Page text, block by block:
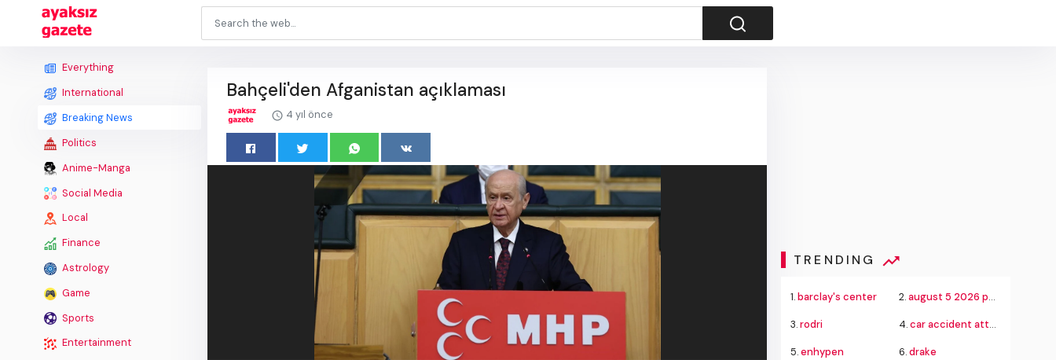
Everything
International
Breaking News
Politics
Anime-Manga
Social Media
Local
Finance
Astrology
Game
Sports
Entertainment
Bahçeli'den Afganistan açıklaması
4 yıl önce
TRENDING
1.barclay's center 2.august 5 2026 powerball jackpot
3.rodri 4.car accident attorney
5.enhypen 6.drake